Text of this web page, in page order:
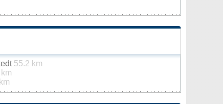
55.2 km